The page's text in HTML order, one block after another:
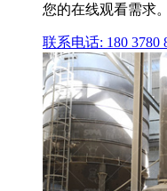
您的在线观看需求。
联系电话: 180 3780